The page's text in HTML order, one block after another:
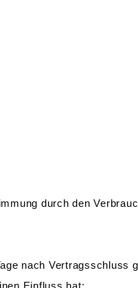
durch den
nach Vertragsschluss
Einfluss hat;